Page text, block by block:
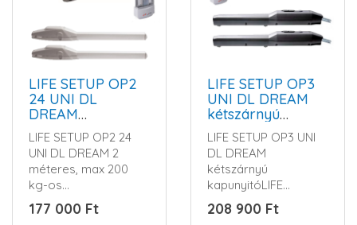
LIFE SETUP OP2
24 UNI DL
DREAM
kétszárnyú
kapunyitó
automatika szett
LIFE SETUP OP2 24
UNI DL DREAM 2
méteres, max 200
kg-os
kapuszárnyakhoz.
Keskeny kivitel, 24V-
177 000 Ft
LIFE SETUP OP3
UNI DL DREAM
kétszárnyú
kapunyitó
automatika szett
LIFE SETUP OP3 UNI
DL DREAM
kétszárnyú
kapunyitó LIFE
OPTIMO 3
merevkaros
208 900 Ft